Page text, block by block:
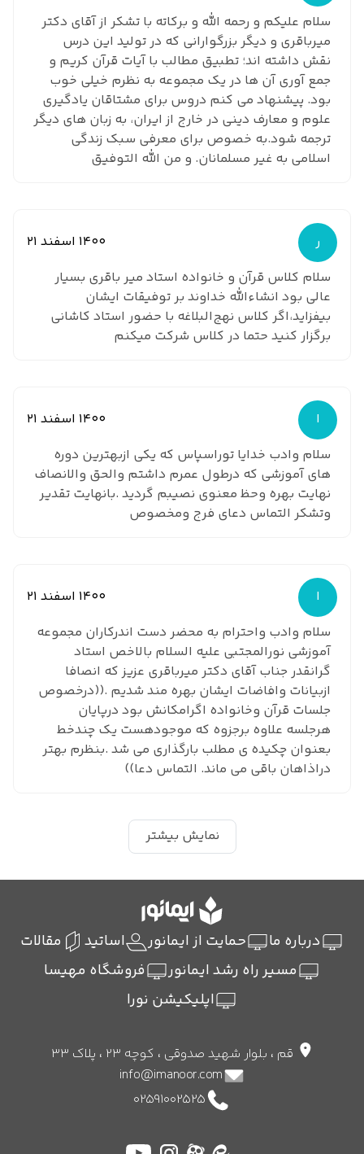
سلام علیکم و رحمه الله و برکاته با تشکر از آقای دکتر
میرباقری و دیگر بزرگوارانی که در تولید این درس
نقش داشته اند؛ تطبیق مطالب با آیات قرآن کریم و
جمع آوری آن ها در یک مجموعه به نظرم خیلی خوب
بود. پیشنهاد می کنم دروس برای مشتاقان یادگیری
علوم و معارف دینی در خارج از ایران، به زبان های دیگر
ترجمه شود.به خصوص برای معرفی سبک زندگی
اسلامی به غیر مسلمانان. و من الله التوفیق
ر
1400 اسفند 21
سلام کلاس قرآن و خانواده استاد میر باقری بسیار
عالی بود انشاءالله خداوند بر توفیقات ایشان
بیفزاید،اگر کلاس نهج‌البلاغه با حضور استاد کاشانی
برگزار کنید حتما در کلاس شرکت میکنم
ا
1400 اسفند 21
سلام وادب خدایا توراسپاس که یکی ازبهترین دوره
های آموزشی که درطول عمرم داشتم والحق والانصاف
نهایت بهره وحظ معنوی نصیبم گردید .بانهایت تقدیر
وتشکر التماس دعای فرج ومخصوص
ا
1400 اسفند 21
سلام وادب واحترام به محضر دست اندرکاران مجموعه
آموزشی نورالمجتبی علیه السلام بالاخص استاد
گرانقدر جناب آقای دکتر میرباقری عزیز که انصافا
ازبیانات وافاضات ایشان بهره مند شدیم .((درخصوص
جلسات قرآن وخانواده اگرامکانش بود درپایان
هرجلسه علاوه برجزوه که موجودهست یک چندخط
بعنوان چکیده ی مطلب بارگذاری می شد .بنظرم بهتر
دراذاهان باقی می ماند. التماس دعا))
نمایش بیشتر
درباره ما حمایت از ایمانور اساتید
مقالات
مسیر راه رشد ایمانور
فروشگاه مهیسا
اپلیکیشن نورا
قم ، بلوار شهید صدوقی ، کوچه 23 ، پلاک 33
info@imanoor.com
02591002525